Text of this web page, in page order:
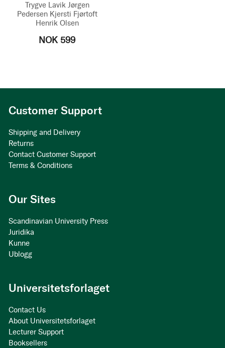
Trygve Lavik Jørgen
Pedersen Kjersti Fjørtoft
Henrik Olsen
NOK 599
Customer Support
Shipping and Delivery
Returns
Contact Customer Support
Terms & Conditions
Our Sites
Scandinavian University Press
Juridika
Kunne
Ublogg
Universitetsforlaget
Contact Us
About Universitetsforlaget
Lecturer Support
Booksellers